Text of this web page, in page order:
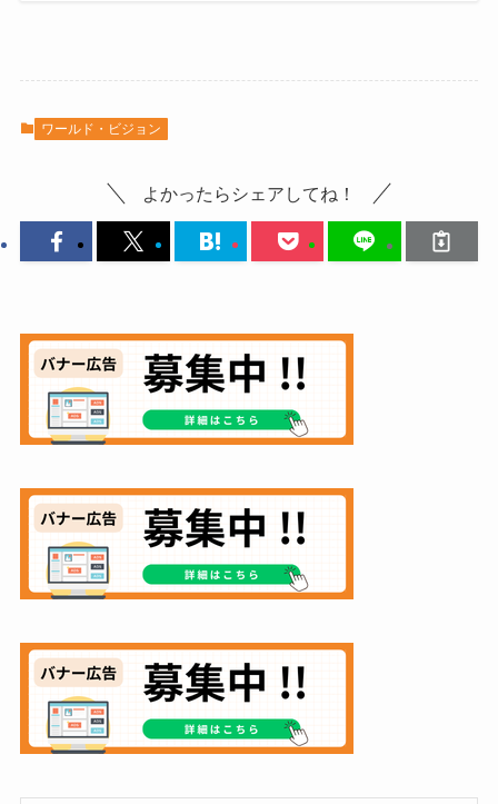
ワールド・ビジョン
よかったらシェアしてね！